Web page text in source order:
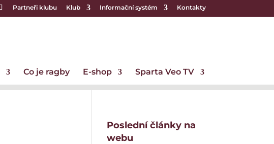
Partneři klubu Klub Informační systém Kontakty
Co je ragby E-shop Sparta Veo TV
Poslední články na
webu